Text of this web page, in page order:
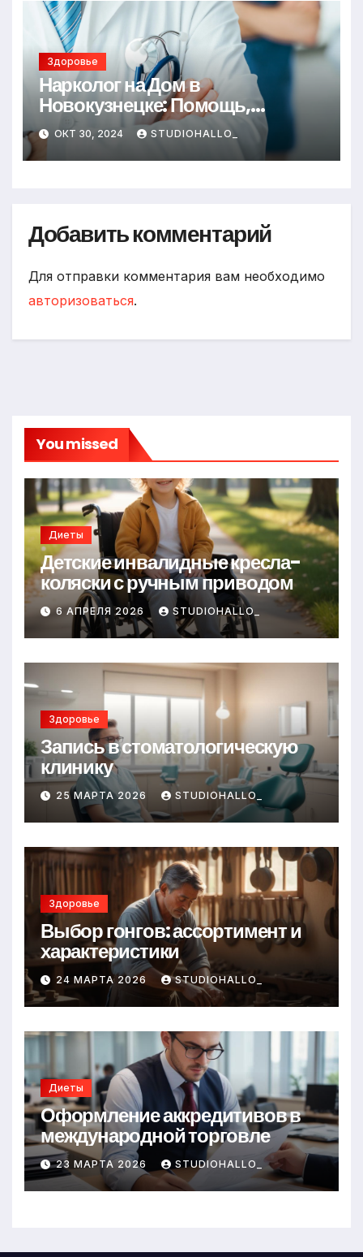
Здоровье
Нарколог на Дом в
Новокузнецке: Помощь,
Которая Всегда Рядом
ОКТ 30, 2024 STUDIOHALLO_
Добавить комментарий
Для отправки комментария вам необходимо
авторизоваться.
You missed
Диеты
Детские инвалидные кресла-
коляски с ручным приводом
6 АПРЕЛЯ 2026 STUDIOHALLO_
Здоровье
Запись в стоматологическую
клинику
25 МАРТА 2026 STUDIOHALLO_
Здоровье
Выбор гонгов: ассортимент и
характеристики
24 МАРТА 2026 STUDIOHALLO_
Диеты
Оформление аккредитивов в
международной торговле
23 МАРТА 2026 STUDIOHALLO_